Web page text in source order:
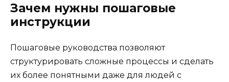
Зачем нужны пошаговые
инструкции
Пошаговые руководства позволяют
структурировать сложные процессы и сделать
их более понятными даже для людей с